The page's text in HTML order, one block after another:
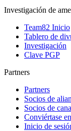
Investigación de
Team82 Inicio
Tablero de
Investigación
Clave PGP
Partners
Partners
Socios de
Socios de
Conviértase
Inicio de